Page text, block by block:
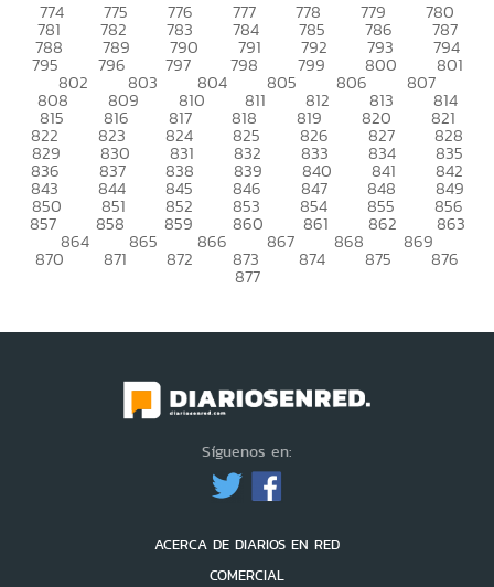
774 775 776 777 778 779 780
781 782 783 784 785 786 787
788 789 790 791 792 793 794
795 796 797 798 799 800 801
802 803 804 805 806 807
808 809 810 811 812 813 814
815 816 817 818 819 820 821
822 823 824 825 826 827 828
829 830 831 832 833 834 835
836 837 838 839 840 841 842
843 844 845 846 847 848 849
850 851 852 853 854 855 856
857 858 859 860 861 862 863
864 865 866 867 868 869
870 871 872 873 874 875 876
877
Síguenos en:
ACERCA DE DIARIOS EN RED
COMERCIAL